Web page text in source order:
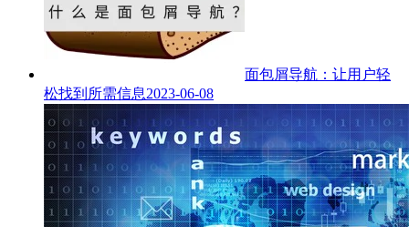
面包屑导航：让用户轻
松找到所需信息2023-06-08